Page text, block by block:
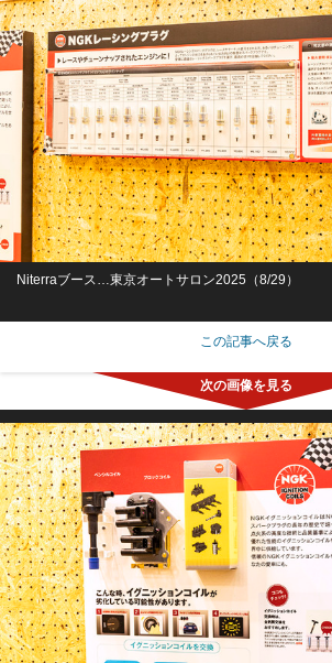
Niterraブース…東京オートサロン2025（8/29）
この記事へ戻る